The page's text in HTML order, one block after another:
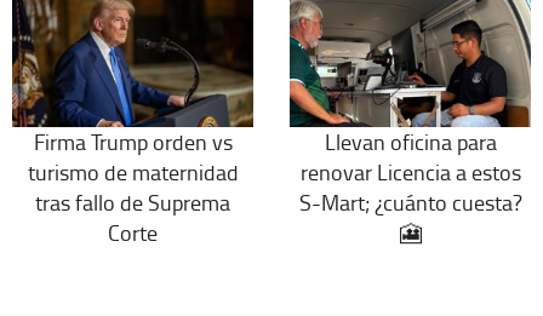
Firma Trump orden vs
turismo de maternidad
tras fallo de Suprema
Corte
Llevan oficina para
renovar Licencia a estos
S-Mart; ¿cuánto cuesta?
🎦